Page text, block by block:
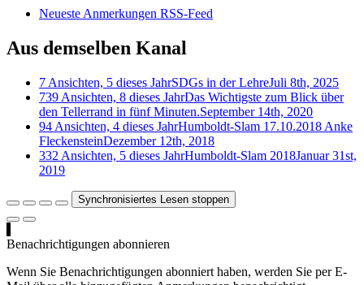
Neueste Anmerkungen RSS-Feed
Aus demselben Kanal
7 Ansichten, 5 dieses JahrSDGs in der LehreJuli 8th, 2025
739 Ansichten, 8 dieses JahrDas Wichtigste zum Blick über
den Tellerrand in fünf Minuten.September 14th, 2020
94 Ansichten, 4 dieses JahrHumboldt-Slam 17.10.2018 Anke
FleckensteinDezember 12th, 2018
332 Ansichten, 5 dieses JahrHumboldt-Slam 2018Januar 31st,
2019
Synchronisiertes Lesen stoppen
Benachrichtigungen abonnieren
Wenn Sie Benachrichtigungen abonniert haben, werden Sie per E-